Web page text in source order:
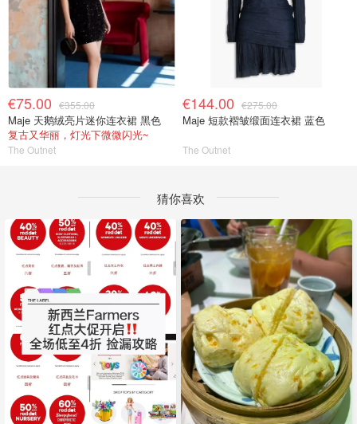
€75.00 €355.00
Maje 天鹅绒亮片迷你连衣裙 黑色
复古又华丽，灯光下微微闪光~
The Outnet
€144.00 €275.00
Maje 短款褶皱缎面连衣裙 蓝色
The Outnet
猜你喜欢